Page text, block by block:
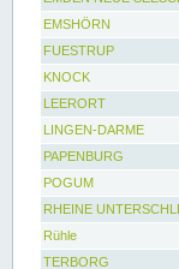
EMSHÖRN
FUESTRUP
KNOCK
LEERORT
LINGEN-DARME
PAPENBURG
POGUM
RHEINE
Rühle
TERBORG